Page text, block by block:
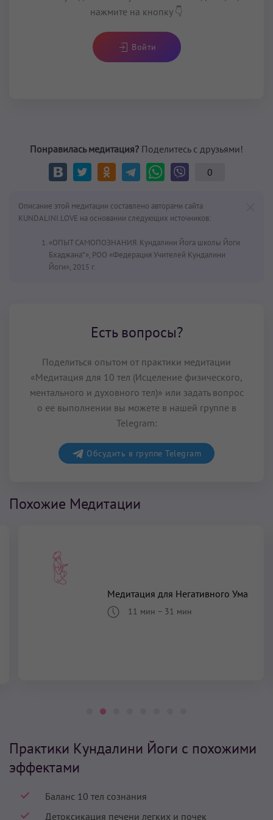
нажмите на кнопку 👇
Войти
Понравилась медитация? Поделитесь с друзьями!
0
Описание этой медитации составлено авторами сайта
KUNDALINI.LOVE на основании следующих источников:
«ОПЫТ САМОПОЗНАНИЯ. Кундалини Йога школы Йоги
Бхаджана*», РОО «Федерация Учителей Кундалини
Йоги», 2015 г.
Есть вопросы?
Поделиться опытом от практики медитации
«Медитация для 10 тел (Исцеление физического,
ментального и духовного тел)» или задать вопрос
о ее выполнении вы можете в нашей группе в
Telegram:
Обсудить в группе Telegram
Похожие Медитации
Медитация для Негативного Ума
11 мин – 31 мин
Практики Кундалини Йоги с похожими
эффектами
Баланс 10 тел сознания
Детоксикация печени легких и почек